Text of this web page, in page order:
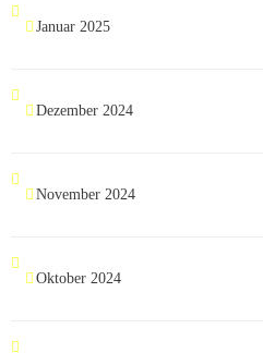
Januar 2025
Dezember 2024
November 2024
Oktober 2024